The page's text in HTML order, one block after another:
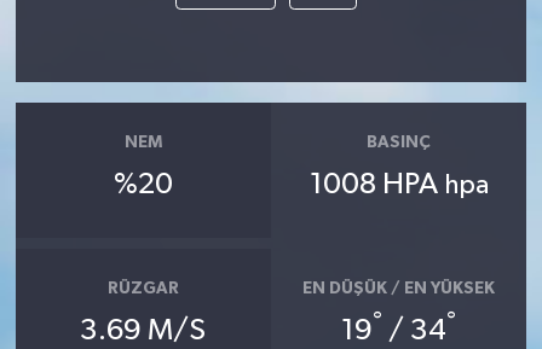
NEM
%20
BASINÇ
1008 HPA hpa
RÜZGAR
3.69 M/S
EN DÜŞÜK / EN YÜKSEK
19° / 34°